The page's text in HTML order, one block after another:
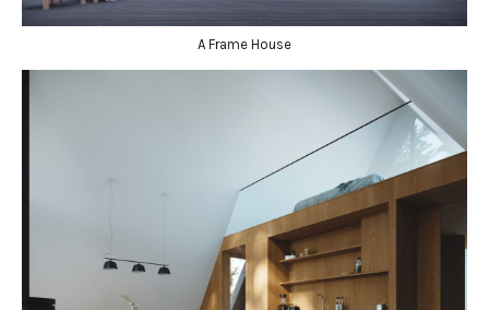
A Frame House